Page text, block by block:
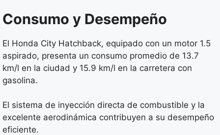
Consumo y Desempeño
El Honda City Hatchback, equipado con un motor 1.5
aspirado, presenta un consumo promedio de 13.7
km/l en la ciudad y 15.9 km/l en la carretera con
gasolina.
El sistema de inyección directa de combustible y la
excelente aerodinámica contribuyen a su desempeño
eficiente.